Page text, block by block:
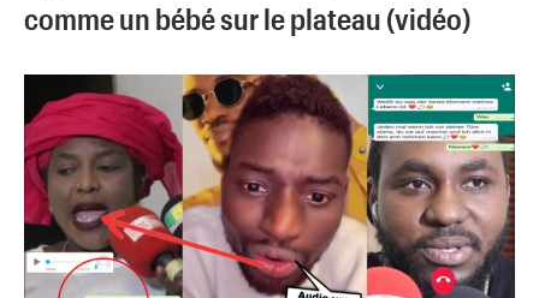
comme un bébé sur le plateau (vidéo)